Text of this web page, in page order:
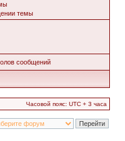
темы
сообщений
Часовой пояс: UTC + 3 часа